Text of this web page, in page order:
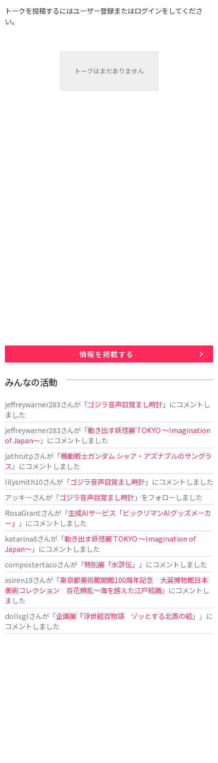
トークを投稿するにはユーザー登録またはログインをしてくださ
い。
トークはまだありません
情報を掲載する
みんなの活動
jeffreywarner283さんが「ゴジラ音声目覚まし時計」にコメントし
ました
jeffreywarner283さんが「動き出す妖怪展 TOKYO 〜Imagination
of Japan〜」にコメントしました
jathrutpさんが「機動戦士ガンダム シャア・アズナブルのサングラ
ス 」にコメントしました
lilysmith10さんが「ゴジラ音声目覚まし時計」にコメントしました
アッキーさんが「ゴジラ音声目覚まし時計」をフォローしました
RosaGrantさんが「生成AIサービス「ビックリマンAIグッズメーカ
ー」
」にコメントしました
katarina8さんが「動き出す妖怪展 TOKYO 〜Imagination of
Japan〜」にコメントしました
compostertacoさんが「特別展「水滸伝」
」にコメントしました
xsiren19さんが「東京都美術館開館100周年記念 大英博物館日本
美術コレクション 百花繚乱～海を越えた江戸絵画」にコメントし
ました
dollsglさんが「企画展「浮世絵百物語 ゾッとする北斎の絵」
」に
コメントしました